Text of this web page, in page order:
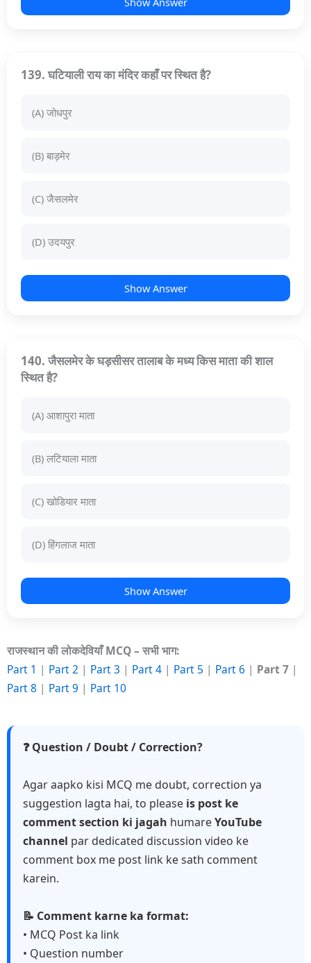
139. घटियाली राय का मंदिर कहाँ पर स्थित है?
(A) जोधपुर
(B) बाड़मेर
(C) जैसलमेर
(D) उदयपुर
Show Answer
140. जैसलमेर के घड़सीसर तालाब के मध्य किस माता की शाल
स्थित है?
(A) आशापुरा माता
(B) लटियाला माता
(C) खोडियार माता
(D) हिंगलाज माता
Show Answer
राजस्थान की लोकदेवियाँ MCQ – सभी भाग:
Part 1 | Part 2 | Part 3 | Part 4 | Part 5 | Part 6 | Part 7 |
Part 8 | Part 9 | Part 10
❓ Question / Doubt / Correction?
Agar aapko kisi MCQ me doubt, correction ya
suggestion lagta hai, to please is post ke
comment section ki jagah humareYouTube
channel par dedicated discussion video ke
comment box me post link ke sath comment
karein.
📝 Comment karne ka format:
• MCQ Post ka link
• Question number